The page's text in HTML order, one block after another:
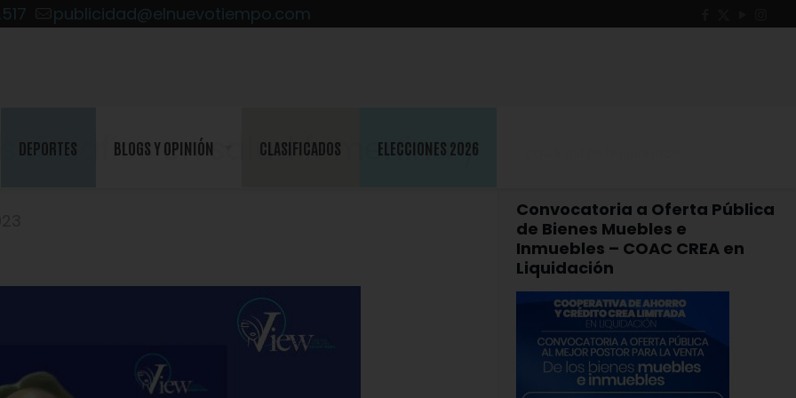
publicidad@elnuevotiempo.com
DEPORTES BLOGS Y OPINIÓN CLASIFICADOS ELECCIONES 2026
desafíos en salud femenina y
Convocatoria a Oferta Pública
de Bienes Muebles e
Inmuebles – COAC CREA en
Liquidación